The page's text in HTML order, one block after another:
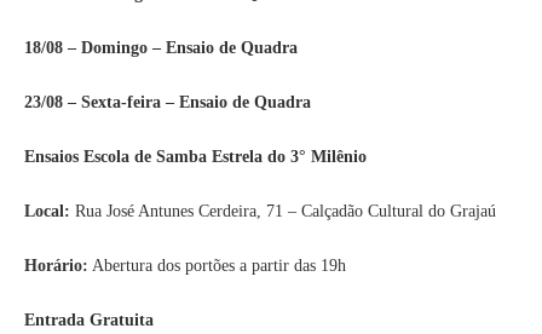
18/08 – Domingo – Ensaio de Quadra
23/08 – Sexta-feira – Ensaio de Quadra
Ensaios Escola de Samba Estrela do 3° Milênio
Local: Rua José Antunes Cerdeira, 71 – Calçadão Cultural do Grajaú
Horário: Abertura dos portões a partir das 19h
Entrada Gratuita